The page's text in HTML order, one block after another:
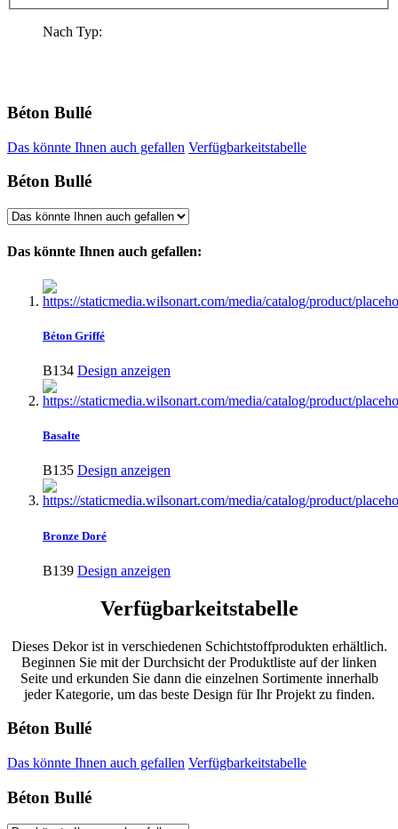
Nach Typ:
Béton Bullé
Das könnte Ihnen auch gefallen Verfügbarkeitstabelle
Béton Bullé
Das könnte Ihnen auch gefallen:
Béton Griffé
B134 Design anzeigen
Basalte
B135 Design anzeigen
Bronze Doré
B139 Design anzeigen
Verfügbarkeitstabelle
Dieses Dekor ist in verschiedenen Schichtstoffprodukten erhältlich.
Beginnen Sie mit der Durchsicht der Produktliste auf der linken
Seite und erkunden Sie dann die einzelnen Sortimente innerhalb
jeder Kategorie, um das beste Design für Ihr Projekt zu finden.
Béton Bullé
Das könnte Ihnen auch gefallen Verfügbarkeitstabelle
Béton Bullé